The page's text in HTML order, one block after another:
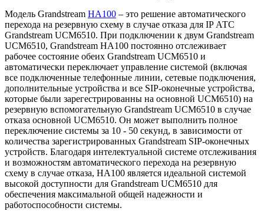
Модель Grandstream HA100 – это решение автоматического
перехода на резервную схему в случае отказа для IP АТС
Grandstream UCM6510. При подключении к двум Grandstream
UCM6510, Grandstream HA100 постоянно отслеживает
рабочее состояние обеих Grandstream UCM6510 и
автоматически переключает управление системой (включая
все подключенные телефонные линии, сетевые подключения,
дополнительные устройства и все SIP-оконечные устройства,
которые были зарегестрированны на основной UCM6510) на
резервную вспомогательную Grandstream UCM6510 в случае
отказа основной UCM6510. Он может выполнить полное
переключение системы за 10 - 50 секунд, в зависимости от
количества зарегистрированных Grandstream SIP-оконечных
устройств. Благодаря интелектуальной системе отслеживания
и возможностям автоматического перехода на резервную
схему в случае отказа, HA100 является идеальной системой
высокой доступности для Grandstream UCM6510 для
обеспечения максимальной общей надежности и
работоспособности системы.